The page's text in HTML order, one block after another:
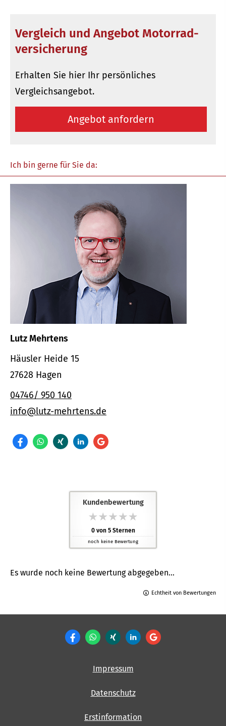
Vergleich und Angebot Motor­rad­
ver­sicherung
Erhalten Sie hier Ihr persönliches
Vergleichsangebot.
An­ge­bot an­for­dern
Ich bin gerne für Sie da:
Lutz Mehrtens
Häusler Heide 15
27628 Hagen
04746/ 950 140
info@lutz-mehrtens.de
Kundenbewertung
0von 5Sternen
noch keine Bewertung
Es wurde noch keine Bewertung abgegeben...
Echtheit von Bewertungen
Impressum
Datenschutz
Erstinformation